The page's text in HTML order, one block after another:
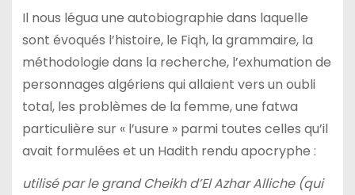
Il nous légua une autobiographie dans laquelle
sont évoqués l’histoire, le Fiqh, la grammaire, la
méthodologie dans la recherche, l’exhumation de
personnages algériens qui allaient vers un oubli
total, les problèmes de la femme, une fatwa
particulière sur « l’usure » parmi toutes celles qu’il
avait formulées et un Hadith rendu apocryphe :
utilisé par le grand Cheikh d’El Azhar Alliche (qui